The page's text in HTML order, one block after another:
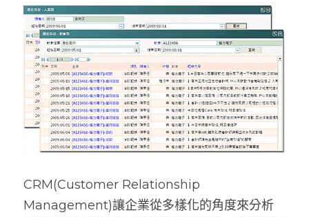
CRM(Customer Relationship
Management)讓企業從多樣化的角度來分析